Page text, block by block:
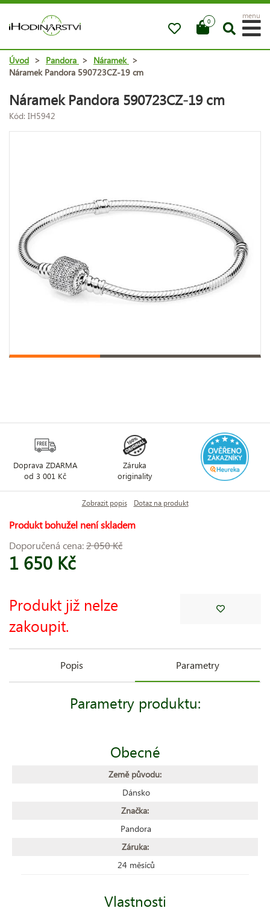
0
menu
Úvod > Pandora > Náramek >
Náramek Pandora 590723CZ-19 cm
Náramek Pandora 590723CZ-19 cm
Kód: IH5942
Doprava ZDARMA
od 3 001 Kč
Záruka
originality
Zobrazit popis Dotaz na produkt
Produkt bohužel není skladem
Doporučená cena:2 050 Kč
1 650 Kč
Produkt již nelze
zakoupit.
Popis Parametry
Parametry produktu:
Obecné
Země původu:
Dánsko
Značka:
Pandora
Záruka:
24 měsíců
Vlastnosti